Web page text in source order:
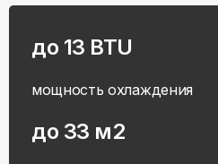
до 13 BTU
мощность охлаждения
до 33 м2